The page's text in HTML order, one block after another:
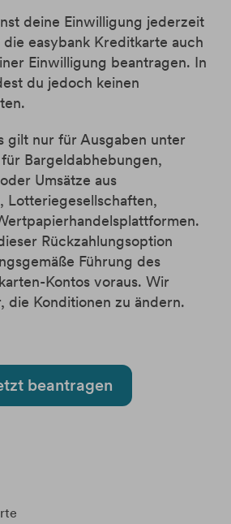
deine Einwilligung jederzeit
easybank Kreditkarte auch
Einwilligung beantragen. In
du jedoch keinen
gilt nur für Ausgaben unter
Bargeldabhebungen,
Umsätze aus
Lotteriegesellschaften,
Rückzahlungsoption
Führung des
Kontos voraus. Wir
die Konditionen zu ändern.
beantragen